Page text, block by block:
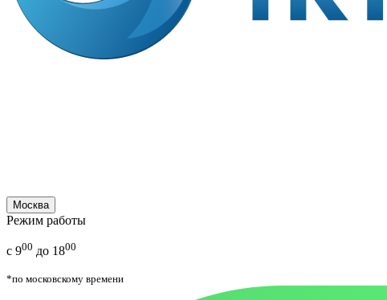
Москва
Режим работы
с 900 до 1800
*по московскому времени